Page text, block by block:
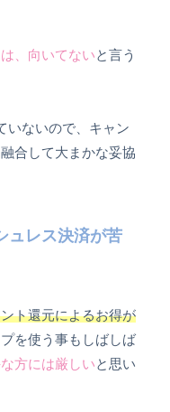
、向いてないと言う
いないので、キャン
合して大まかな妥協
ュレス決済が苦
ト還元によるお得が
を使う事もしばしば
方には厳しいと思い